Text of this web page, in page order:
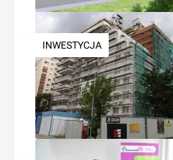
INWESTYCJA